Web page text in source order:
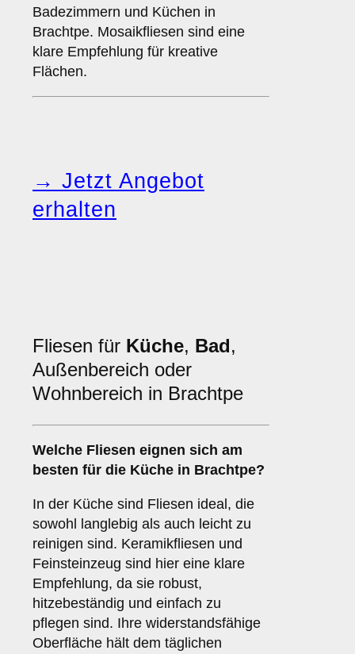
Badezimmern und Küchen in
Brachtpe. Mosaikfliesen sind eine
klare Empfehlung für kreative
Flächen.
→ Jetzt Angebot
erhalten
Fliesen für Küche, Bad,
Außenbereich oder
Wohnbereich in Brachtpe
Welche Fliesen eignen sich am
besten für die Küche in Brachtpe?
In der Küche sind Fliesen ideal, die
sowohl langlebig als auch leicht zu
reinigen sind. Keramikfliesen und
Feinsteinzeug sind hier eine klare
Empfehlung, da sie robust,
hitzebeständig und einfach zu
pflegen sind. Ihre widerstandsfähige
Oberfläche hält dem täglichen